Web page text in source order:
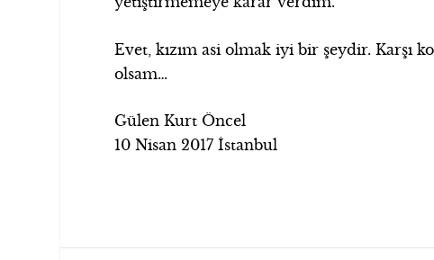
Evet, kızım asi olmak iyi bir şeydir. Karşı
olsam…
Gülen Kurt Öncel
10 Nisan 2017 İstanbul